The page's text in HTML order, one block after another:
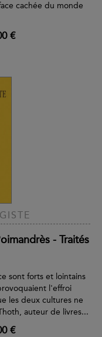
cachée du monde
€
- Traités
sont forts et lointains
l'effroi
les deux cultures ne
auteur de livres...
€